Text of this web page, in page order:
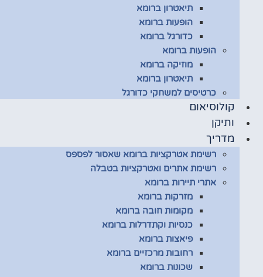
תיאטרון ברומא
הופעות ברומא
כדורגל ברומא
הופעות ברומא
מוזיקה ברומא
תיאטרון ברומא
כרטיסים למשחקי כדורגל
קולוסיאום
ותיקן
מדריך
רשימת אטרקציות ברומא שאסור לפספס
רשימת אתרים ואטרקציות בטבלה
אתרי תיירות ברומא
מזרקות ברומא
מקומות חובה ברומא
כנסיות וקתדרלות ברומא
פיאצות ברומא
רחובות מרכזיים ברומא
שכונות ברומא